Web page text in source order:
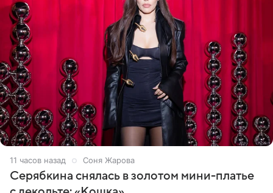
11 часов назад Соня Жарова
Серябкина снялась в золотом мини-платье